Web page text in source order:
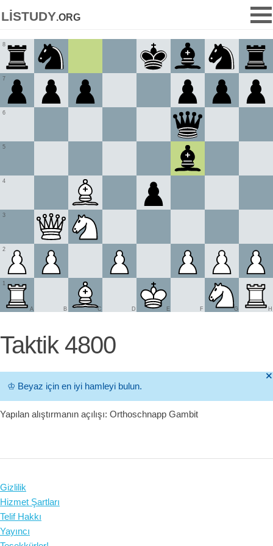
listudy.org
1
2
3
4
5
6
7
8
A B C D E F G H
Taktik 4800
🞫
♔ Beyaz için en iyi hamleyi bulun.
Yapılan alıştırmanın açılışı: Orthoschnapp Gambit
Gizlilik
Hizmet Şartları
Telif Hakkı
Yayıncı